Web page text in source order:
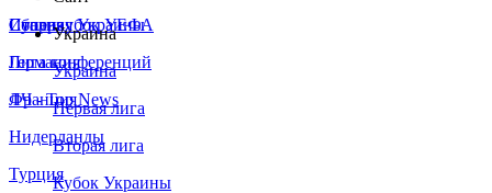
Сборная Украины
Италия
Германия
Франция
Нидерланды
Турция
Суперкубок УЕФА
Лига конференций
ЛЧ - Top News
Украина
Украина
Первая лига
Вторая лига
Кубок Украины